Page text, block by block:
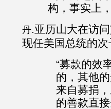
构，事实上
丹.亚历山大在访
现任美国总统的
“募款的效
的，其他
来自募捐
的善款直